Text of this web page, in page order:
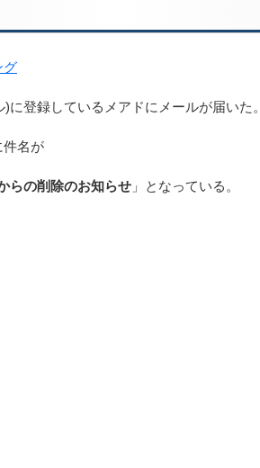
グ
登録しているメアドにメールが届いた。
件名が
らの削除のお知らせ 」となっている。